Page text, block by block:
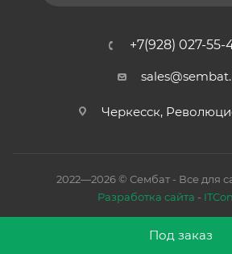
Под заказ
+7(928) 027-55-
Черкесск,
2022—2026 © Сембат - Все для
Разработка сайта -